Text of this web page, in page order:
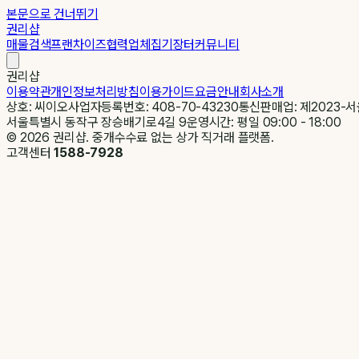
본문으로 건너뛰기
권리샵
매물검색프랜차이즈협력업체집기장터커뮤니티
권리샵
이용약관개인정보처리방침이용가이드요금안내회사소개
상호: 씨이오사업자등록번호: 408-70-43230통신판매업: 제2023-
서울특별시 동작구 장승배기로4길 9운영시간: 평일 09:00 - 18:00
© 2026 권리샵. 중개수수료 없는 상가 직거래 플랫폼.
고객센터1588-7928